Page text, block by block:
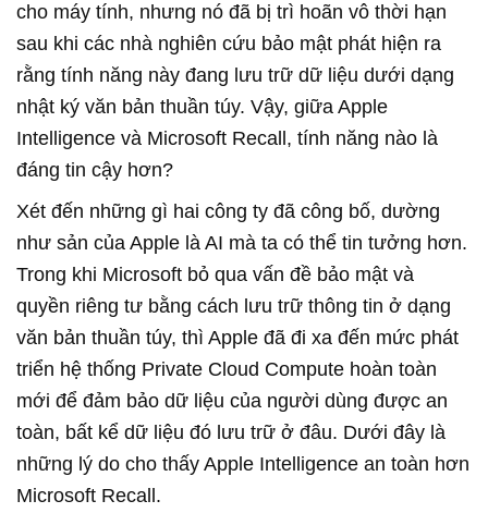
cho máy tính, nhưng nó đã bị trì hoãn vô thời hạn
sau khi các nhà nghiên cứu bảo mật phát hiện ra
rằng tính năng này đang lưu trữ dữ liệu dưới dạng
nhật ký văn bản thuần túy. Vậy, giữa Apple
Intelligence và Microsoft Recall, tính năng nào là
đáng tin cậy hơn?
Xét đến những gì hai công ty đã công bố, dường
như sản của Apple là AI mà ta có thể tin tưởng hơn.
Trong khi Microsoft bỏ qua vấn đề bảo mật và
quyền riêng tư bằng cách lưu trữ thông tin ở dạng
văn bản thuần túy, thì Apple đã đi xa đến mức phát
triển hệ thống Private Cloud Compute hoàn toàn
mới để đảm bảo dữ liệu của người dùng được an
toàn, bất kể dữ liệu đó lưu trữ ở đâu. Dưới đây là
những lý do cho thấy Apple Intelligence an toàn hơn
Microsoft Recall.